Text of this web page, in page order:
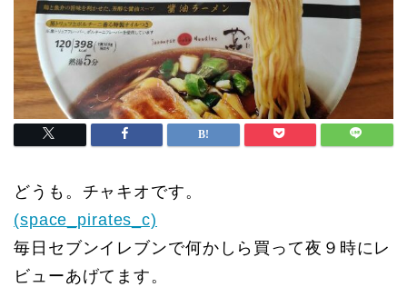
どうも。チャキオです。
(space_pirates_c)
毎日セブンイレブンで何かしら買って夜９時にレ
ビューあげてます。